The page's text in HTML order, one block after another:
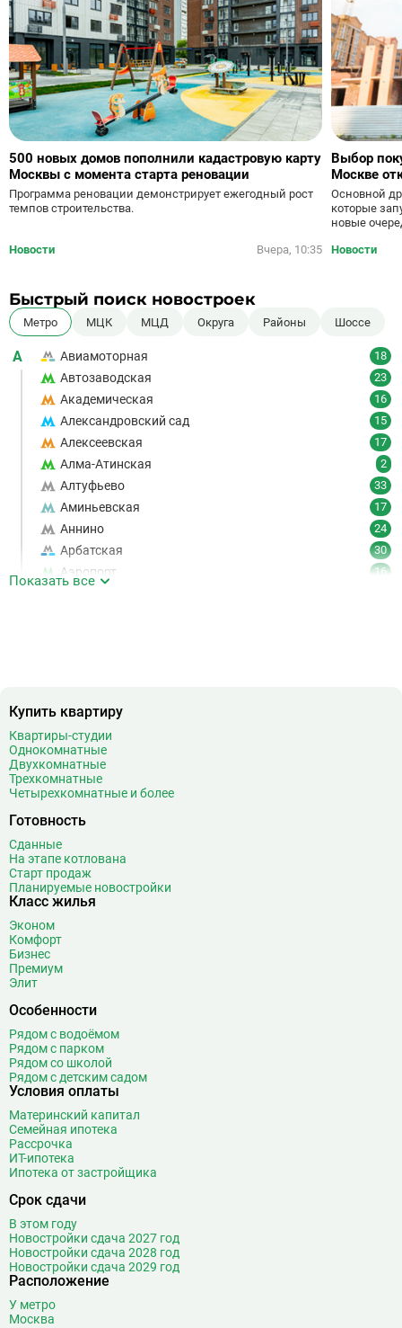
500 новых домов пополнили кадастровую карту
Москвы с момента старта реновации
Программа реновации демонстрирует ежегодный рост
темпов строительства.
Новости Вчера, 10:35
Выбор
Москве
Основной
которые
новые
Новости
Быстрый поиск новостроек
Метро МЦК МЦД Округа Районы Шоссе
А Авиамоторная 18
Автозаводская 23
Академическая 16
Александровский сад 15
Алексеевская 17
Алма-Атинская 2
Алтуфьево 33
Аминьевская 17
Аннино 24
Арбатская 30
Аэропорт 16
Беговая
Беломорская
Белорусская
Беляево
Бибирево
Библиотека имени Ленина
Битцевский парк
Борисово
Боровицкая
Боровское шоссе
Бульвар Адмирала Ушакова
Бульвар Рокоссовского
Бунинская аллея
Бутырская
В Вавиловская
Варшавская
ВДНХ
Верхние Лихоборы
Владыкино
Водный стадион
Волгоградский проспект
Волжская
Волоколамская
Показать все
Купить квартиру
Квартиры-студии
Однокомнатные
Двухкомнатные
Трехкомнатные
Четырехкомнатные и более
Готовность
Сданные
На этапе котлована
Старт продаж
Планируемые новостройки
Класс жилья
Эконом
Комфорт
Бизнес
Премиум
Элит
Особенности
Рядом с водоёмом
Рядом с парком
Рядом со школой
Рядом с детским садом
Условия оплаты
Материнский капитал
Семейная ипотека
Рассрочка
ИТ-ипотека
Ипотека от застройщика
Срок сдачи
В этом году
Новостройки сдача 2027 год
Новостройки сдача 2028 год
Новостройки сдача 2029 год
Расположение
У метро
Москва